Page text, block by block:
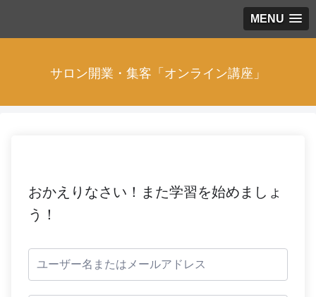
MENU
サロン開業・集客「オンライン講座」
おかえりなさい！また学習を始めましょ
う！